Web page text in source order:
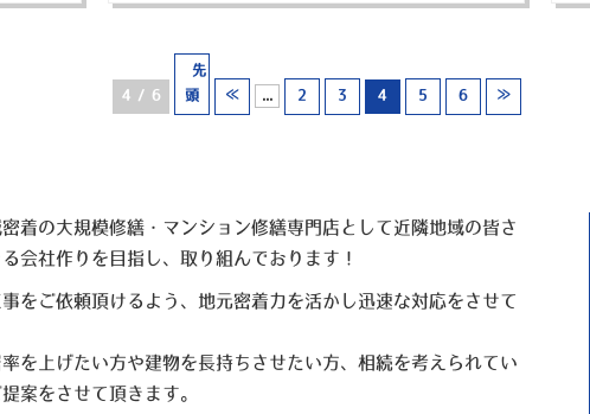
4 / 6
« 先
頭
≪ ... 2 3 4 5 6 ≫
着の大規模修繕・マンション修繕専門店として近隣地域の皆さ
会社作りを目指し、取り組んでおります！
をご依頼頂けるよう、地元密着力を活かし迅速な対応をさせて
を上げたい方や建物を長持ちさせたい方、相続を考えられてい
案をさせて頂きます。